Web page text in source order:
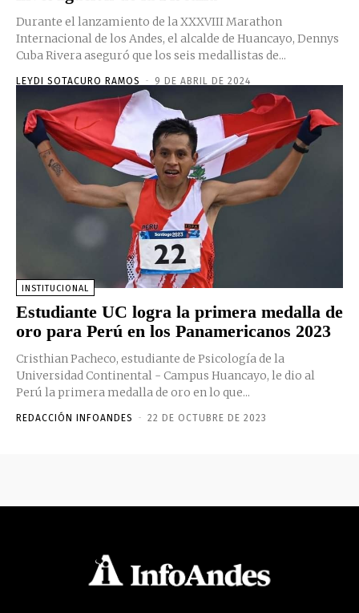
Durante el lanzamiento de la XXXVIII Marathon
Internacional de los Andes, el alcalde de Huancayo, Dennys
Cuba Rivera aseguró que los seis medallistas de...
LEYDI SOTACURO RAMOS - 9 DE ABRIL DE 2024
INSTITUCIONAL
Estudiante UC logra la primera medalla de
oro para Perú en los Panamericanos 2023
Cristhian Pacheco, estudiante de Psicología de la
Universidad Continental - Campus Huancayo, le dio al
Perú la primera medalla de oro en lo que...
REDACCIÓN INFOANDES - 22 DE OCTUBRE DE 2023